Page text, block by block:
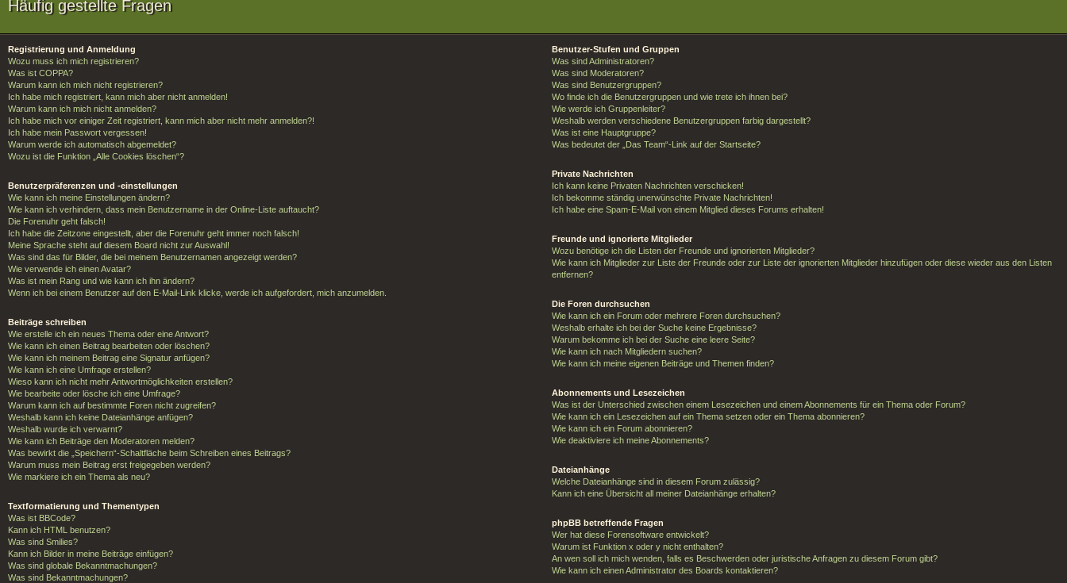
Häufig gestellte Fragen
Registrierung und Anmeldung
Wozu muss ich mich registrieren?
Was ist COPPA?
Warum kann ich mich nicht registrieren?
Ich habe mich registriert, kann mich aber nicht anmelden!
Warum kann ich mich nicht anmelden?
Ich habe mich vor einiger Zeit registriert, kann mich aber nicht mehr anmelden?!
Ich habe mein Passwort vergessen!
Warum werde ich automatisch abgemeldet?
Wozu ist die Funktion „Alle Cookies löschen“?
Benutzerpräferenzen und -einstellungen
Wie kann ich meine Einstellungen ändern?
Wie kann ich verhindern, dass mein Benutzername in der Online-Liste auftaucht?
Die Forenuhr geht falsch!
Ich habe die Zeitzone eingestellt, aber die Forenuhr geht immer noch falsch!
Meine Sprache steht auf diesem Board nicht zur Auswahl!
Was sind das für Bilder, die bei meinem Benutzernamen angezeigt werden?
Wie verwende ich einen Avatar?
Was ist mein Rang und wie kann ich ihn ändern?
Wenn ich bei einem Benutzer auf den E-Mail-Link klicke, werde ich aufgefordert, mich anzumelden.
Beiträge schreiben
Wie erstelle ich ein neues Thema oder eine Antwort?
Wie kann ich einen Beitrag bearbeiten oder löschen?
Wie kann ich meinem Beitrag eine Signatur anfügen?
Wie kann ich eine Umfrage erstellen?
Wieso kann ich nicht mehr Antwortmöglichkeiten erstellen?
Wie bearbeite oder lösche ich eine Umfrage?
Warum kann ich auf bestimmte Foren nicht zugreifen?
Weshalb kann ich keine Dateianhänge anfügen?
Weshalb wurde ich verwarnt?
Wie kann ich Beiträge den Moderatoren melden?
Was bewirkt die „Speichern“-Schaltfläche beim Schreiben eines Beitrags?
Warum muss mein Beitrag erst freigegeben werden?
Wie markiere ich ein Thema als neu?
Textformatierung und Thementypen
Was ist BBCode?
Kann ich HTML benutzen?
Was sind Smilies?
Kann ich Bilder in meine Beiträge einfügen?
Was sind globale Bekanntmachungen?
Was sind Bekanntmachungen?
Benutzer-Stufen und Gruppen
Was sind Administratoren?
Was sind Moderatoren?
Was sind Benutzergruppen?
Wo finde ich die Benutzergruppen und wie trete ich ihnen bei?
Wie werde ich Gruppenleiter?
Weshalb werden verschiedene Benutzergruppen farbig dargestellt?
Was ist eine Hauptgruppe?
Was bedeutet der „Das Team“-Link auf der Startseite?
Private Nachrichten
Ich kann keine Privaten Nachrichten verschicken!
Ich bekomme ständig unerwünschte Private Nachrichten!
Ich habe eine Spam-E-Mail von einem Mitglied dieses Forums erhalten!
Freunde und ignorierte Mitglieder
Wozu benötige ich die Listen der Freunde und ignorierten Mitglieder?
Wie kann ich Mitglieder zur Liste der Freunde oder zur Liste der ignorierten Mitglieder hinzufügen oder diese wieder aus den Listen
entfernen?
Die Foren durchsuchen
Wie kann ich ein Forum oder mehrere Foren durchsuchen?
Weshalb erhalte ich bei der Suche keine Ergebnisse?
Warum bekomme ich bei der Suche eine leere Seite?
Wie kann ich nach Mitgliedern suchen?
Wie kann ich meine eigenen Beiträge und Themen finden?
Abonnements und Lesezeichen
Was ist der Unterschied zwischen einem Lesezeichen und einem Abonnements für ein Thema oder Forum?
Wie kann ich ein Lesezeichen auf ein Thema setzen oder ein Thema abonnieren?
Wie kann ich ein Forum abonnieren?
Wie deaktiviere ich meine Abonnements?
Dateianhänge
Welche Dateianhänge sind in diesem Forum zulässig?
Kann ich eine Übersicht all meiner Dateianhänge erhalten?
phpBB betreffende Fragen
Wer hat diese Forensoftware entwickelt?
Warum ist Funktion x oder y nicht enthalten?
An wen soll ich mich wenden, falls es Beschwerden oder juristische Anfragen zu diesem Forum gibt?
Wie kann ich einen Administrator des Boards kontaktieren?